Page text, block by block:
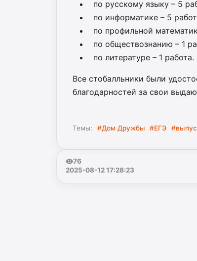
по русскому языку – 5
по информатике – 5
по профильной
по обществознанию – 1
по литературе – 1 работа.
Все стобалльники были
благодарностей за свои
Темы: #Дом Дружбы #ЕГЭ
76
2025-08-12 17:28:23